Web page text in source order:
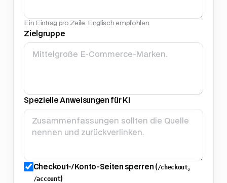
Ein Eintrag pro Zeile. Englisch empfohlen.
Zielgruppe
Spezielle Anweisungen für KI
Checkout-/Konto-Seiten sperren (/checkout,
/account)